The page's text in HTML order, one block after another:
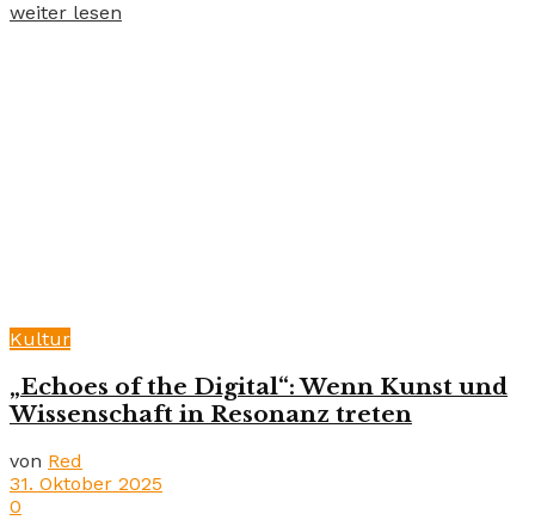
weiter lesen
Kultur
„Echoes of the Digital“: Wenn Kunst und
Wissenschaft in Resonanz treten
von Red
31. Oktober 2025
0